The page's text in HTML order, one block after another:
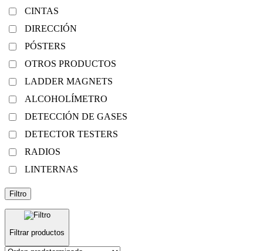
CINTAS
DIRECCIÓN
PÓSTERS
OTROS PRODUCTOS
LADDER MAGNETS
ALCOHOLÍMETRO
DETECCIÓN DE GASES
DETECTOR TESTERS
RADIOS
LINTERNAS
Filtro
Filtrar productos